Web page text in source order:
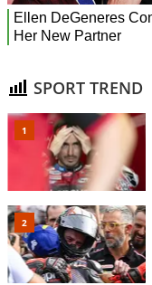
SPORT TREND